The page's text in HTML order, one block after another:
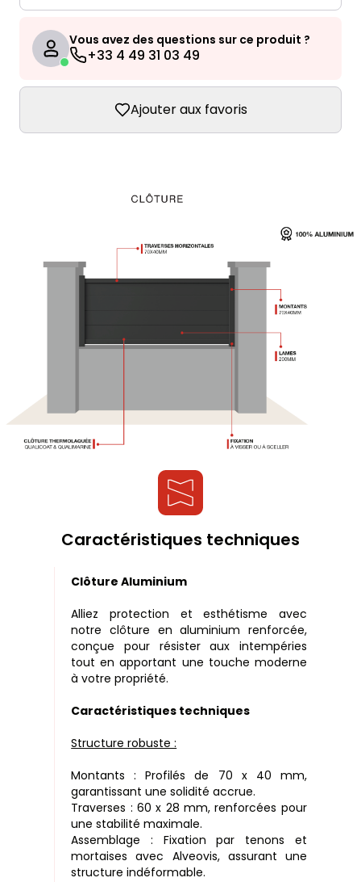
Vous avez des questions sur ce produit ?
+33 4 49 31 03 49
Ajouter aux favoris
Caractéristiques techniques
Clôture Aluminium
Alliez protection et esthétisme avec
notre clôture en aluminium renforcée,
conçue pour résister aux intempéries
tout en apportant une touche moderne
à votre propriété.
Caractéristiques techniques
Structure robuste :
Montants : Profilés de 70 x 40 mm,
garantissant une solidité accrue.
Traverses : 60 x 28 mm, renforcées pour
une stabilité maximale.
Assemblage : Fixation par tenons et
mortaises avec Alveovis, assurant une
structure indéformable.